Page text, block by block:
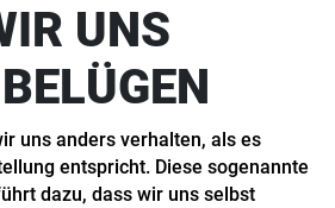
UNS
uns anders verhalten, als es
entspricht. Diese sogenannte
dazu, dass wir uns selbst